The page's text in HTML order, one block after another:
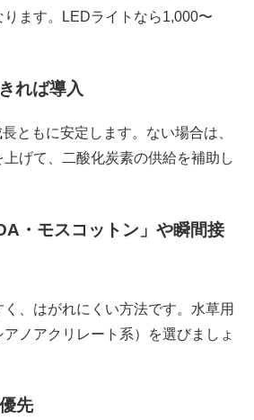
ます。LEDライトなら1,000〜
れば導入
ともに安定します。ない場合は、
げて、二酸化炭素の供給を補助し
・モスコットン」や瞬間接
、はがれにくい方法です。水草用
ノアクリレート系）を選びましょ
先